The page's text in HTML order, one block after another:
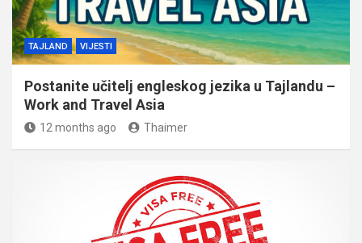
TAJLAND VIJESTI
Postanite učitelj engleskog jezika u Tajlandu –
Work and Travel Asia
12 months ago Thaimer